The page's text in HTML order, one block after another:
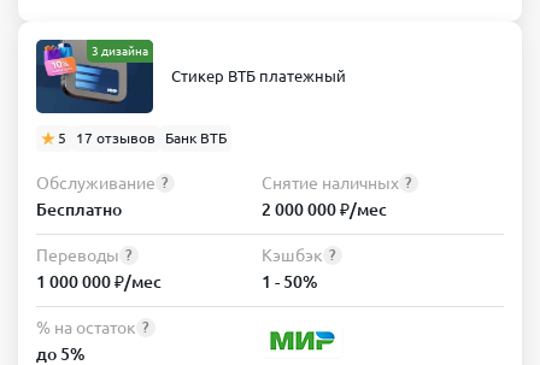
3 дизайна
Стикер ВТБ платежный
5 17 отзывов Банк ВТБ
Обслуживание ?
Бесплатно
Снятие наличных ?
2 000 000 ₽/мес
Переводы ?
1 000 000 ₽/мес
Кэшбэк ?
1 - 50%
% на остаток ?
до 5%